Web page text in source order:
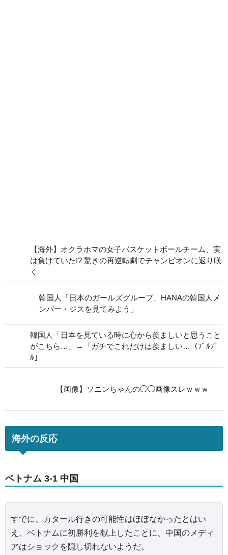
【海外】オクラホマの女子バスケットボールチーム、実
は負けていた!? 驚きの再逆転劇でチャンピオンに返り咲
く
韓国人「日本のガールズグループ、HANAの韓国人メ
ンバー・ジスを見てみよう」
韓国人「日本を見ている時に心から羨ましいと思うこと
がこちら…」→「ガチでこれだけは羨ましい…（ﾌﾞﾙﾌﾞ
ﾙ」
【画像】ソニンちゃんの◯◯画像スレｗｗｗ
海外の反応
ベトナム 3-1 中国
すでに、カタール行きの可能性はほぼなかったとはい
え、ベトナムに初勝利を献上したことに、中国のメディ
アはショックを隠し切れないようだ。